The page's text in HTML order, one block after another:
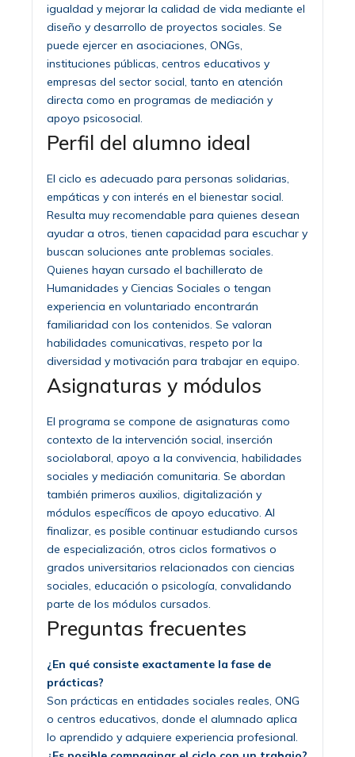
igualdad y mejorar la calidad de vida mediante el
diseño y desarrollo de proyectos sociales. Se
puede ejercer en asociaciones, ONGs,
instituciones públicas, centros educativos y
empresas del sector social, tanto en atención
directa como en programas de mediación y
apoyo psicosocial.
Perfil del alumno ideal
El ciclo es adecuado para personas solidarias,
empáticas y con interés en el bienestar social.
Resulta muy recomendable para quienes desean
ayudar a otros, tienen capacidad para escuchar y
buscan soluciones ante problemas sociales.
Quienes hayan cursado el bachillerato de
Humanidades y Ciencias Sociales o tengan
experiencia en voluntariado encontrarán
familiaridad con los contenidos. Se valoran
habilidades comunicativas, respeto por la
diversidad y motivación para trabajar en equipo.
Asignaturas y módulos
El programa se compone de asignaturas como
contexto de la intervención social, inserción
sociolaboral, apoyo a la convivencia, habilidades
sociales y mediación comunitaria. Se abordan
también primeros auxilios, digitalización y
módulos específicos de apoyo educativo. Al
finalizar, es posible continuar estudiando cursos
de especialización, otros ciclos formativos o
grados universitarios relacionados con ciencias
sociales, educación o psicología, convalidando
parte de los módulos cursados.
Preguntas frecuentes
¿En qué consiste exactamente la fase de
prácticas?
Son prácticas en entidades sociales reales, ONG
o centros educativos, donde el alumnado aplica
lo aprendido y adquiere experiencia profesional.